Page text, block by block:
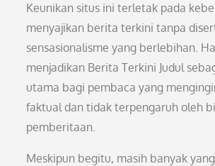
Keunikan situs ini terletak pada
menyajikan berita terkini tanpa
sensasionalisme yang berlebihan.
menjadikan Berita Terkini Judul
utama bagi pembaca yang
faktual dan tidak terpengaruh oleh
pemberitaan.
Meskipun begitu, masih banyak